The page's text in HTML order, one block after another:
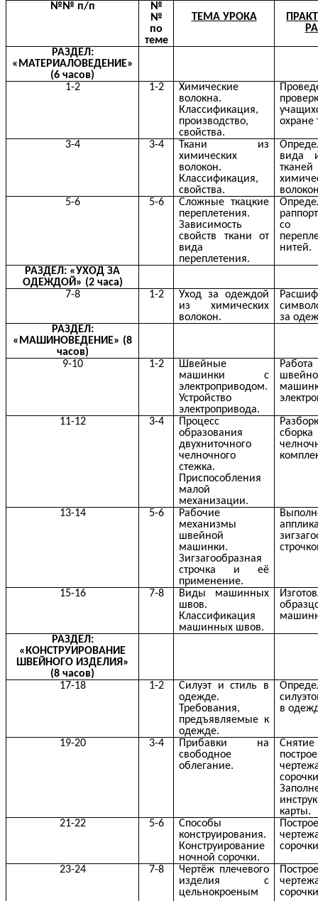
№№ п/п
№
№
по
теме
ТЕМА УРОКА
РАЗДЕЛ:
«МАТЕРИАЛОВЕДЕНИЕ»
(6 часов)
1-2
1-2
Химические
волокна.
Классификация,
производство,
свойства.
охране
3-4 3-4
Ткани из
химических
волокон.
Классификация,
свойства.
вида
5-6
5-6
Сложные ткацкие
переплетения.
Зависимость
свойств ткани от
вида
переплетения.
со
нитей.
РАЗДЕЛ: «УХОД ЗА
ОДЕЖДОЙ» (2 часа)
7-8
1-2
Уход за одеждой
из химических
волокон.
за
РАЗДЕЛ:
«МАШИНОВЕДЕНИЕ» (8
часов)
9-10
1-2
Швейные
машинки с
электроприводом.
Устройство
электропривода.
11-12 3-4
Процесс
образования
двухниточного
челночного
стежка.
Приспособления
малой
механизации.
сборка
13-14 5-6
Рабочие
механизмы
швейной
машинки.
Зигзагообразная
строчка и её
применение.
15-16 7-8
Виды машинных
швов.
Классификация
машинных швов.
РАЗДЕЛ:
«КОНСТРУИРОВАНИЕ
ШВЕЙНОГО ИЗДЕЛИЯ»
(8 часов)
17-18
1-2
Силуэт и стиль в
одежде.
Требования,
предъявляемые к
одежде.
в
19-20 3-4
Прибавки на
свободное
облегание.
Снятие
карты.
21-22
5-6
Способы
конструирования.
Конструирование
ночной сорочки.
23-24 7-8
Чертёж плечевого
изделия с
цельнокроеным